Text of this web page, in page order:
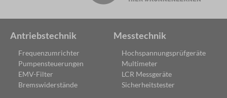
Antriebstechnik
Frequenzumrichter
Pumpensteuerungen
EMV-Filter
Bremswiderstände
Messtechnik
Hochspannungsprüfgeräte
Multimeter
LCR Messgeräte
Sicherheitstester